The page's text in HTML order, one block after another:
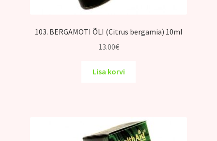
103. BERGAMOTI ÕLI (Citrus bergamia) 10ml
13.00€
Lisa korvi